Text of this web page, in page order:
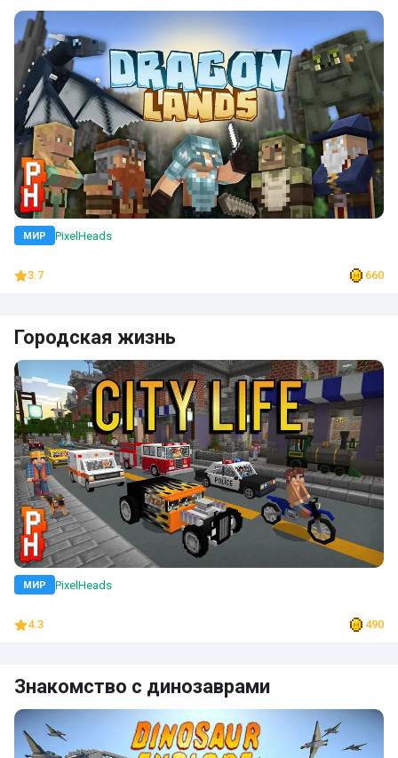
МИР PixelHeads
3.7 660
Городская жизнь
МИР PixelHeads
4.3 490
Знакомство с динозаврами